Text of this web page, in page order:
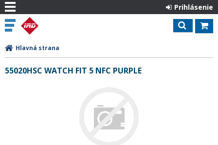
Prihlásenie
Hlavná strana
55020HSC WATCH FIT 5 NFC PURPLE